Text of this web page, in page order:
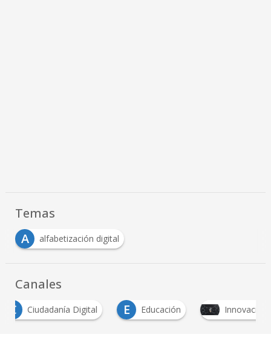
Temas
A
alfabetización digital
Canales
Ciudadanía Digital E Educación Innovación